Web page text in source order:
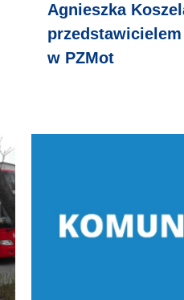
Agnieszka
przedstawicielem
w PZMot